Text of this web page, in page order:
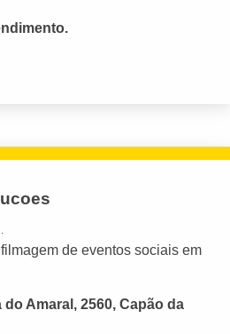
de eventos sociais em
Amaral, 2560, Capão da